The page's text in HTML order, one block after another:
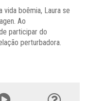
boêmia, Laura se
Ao
participar do
perturbadora.